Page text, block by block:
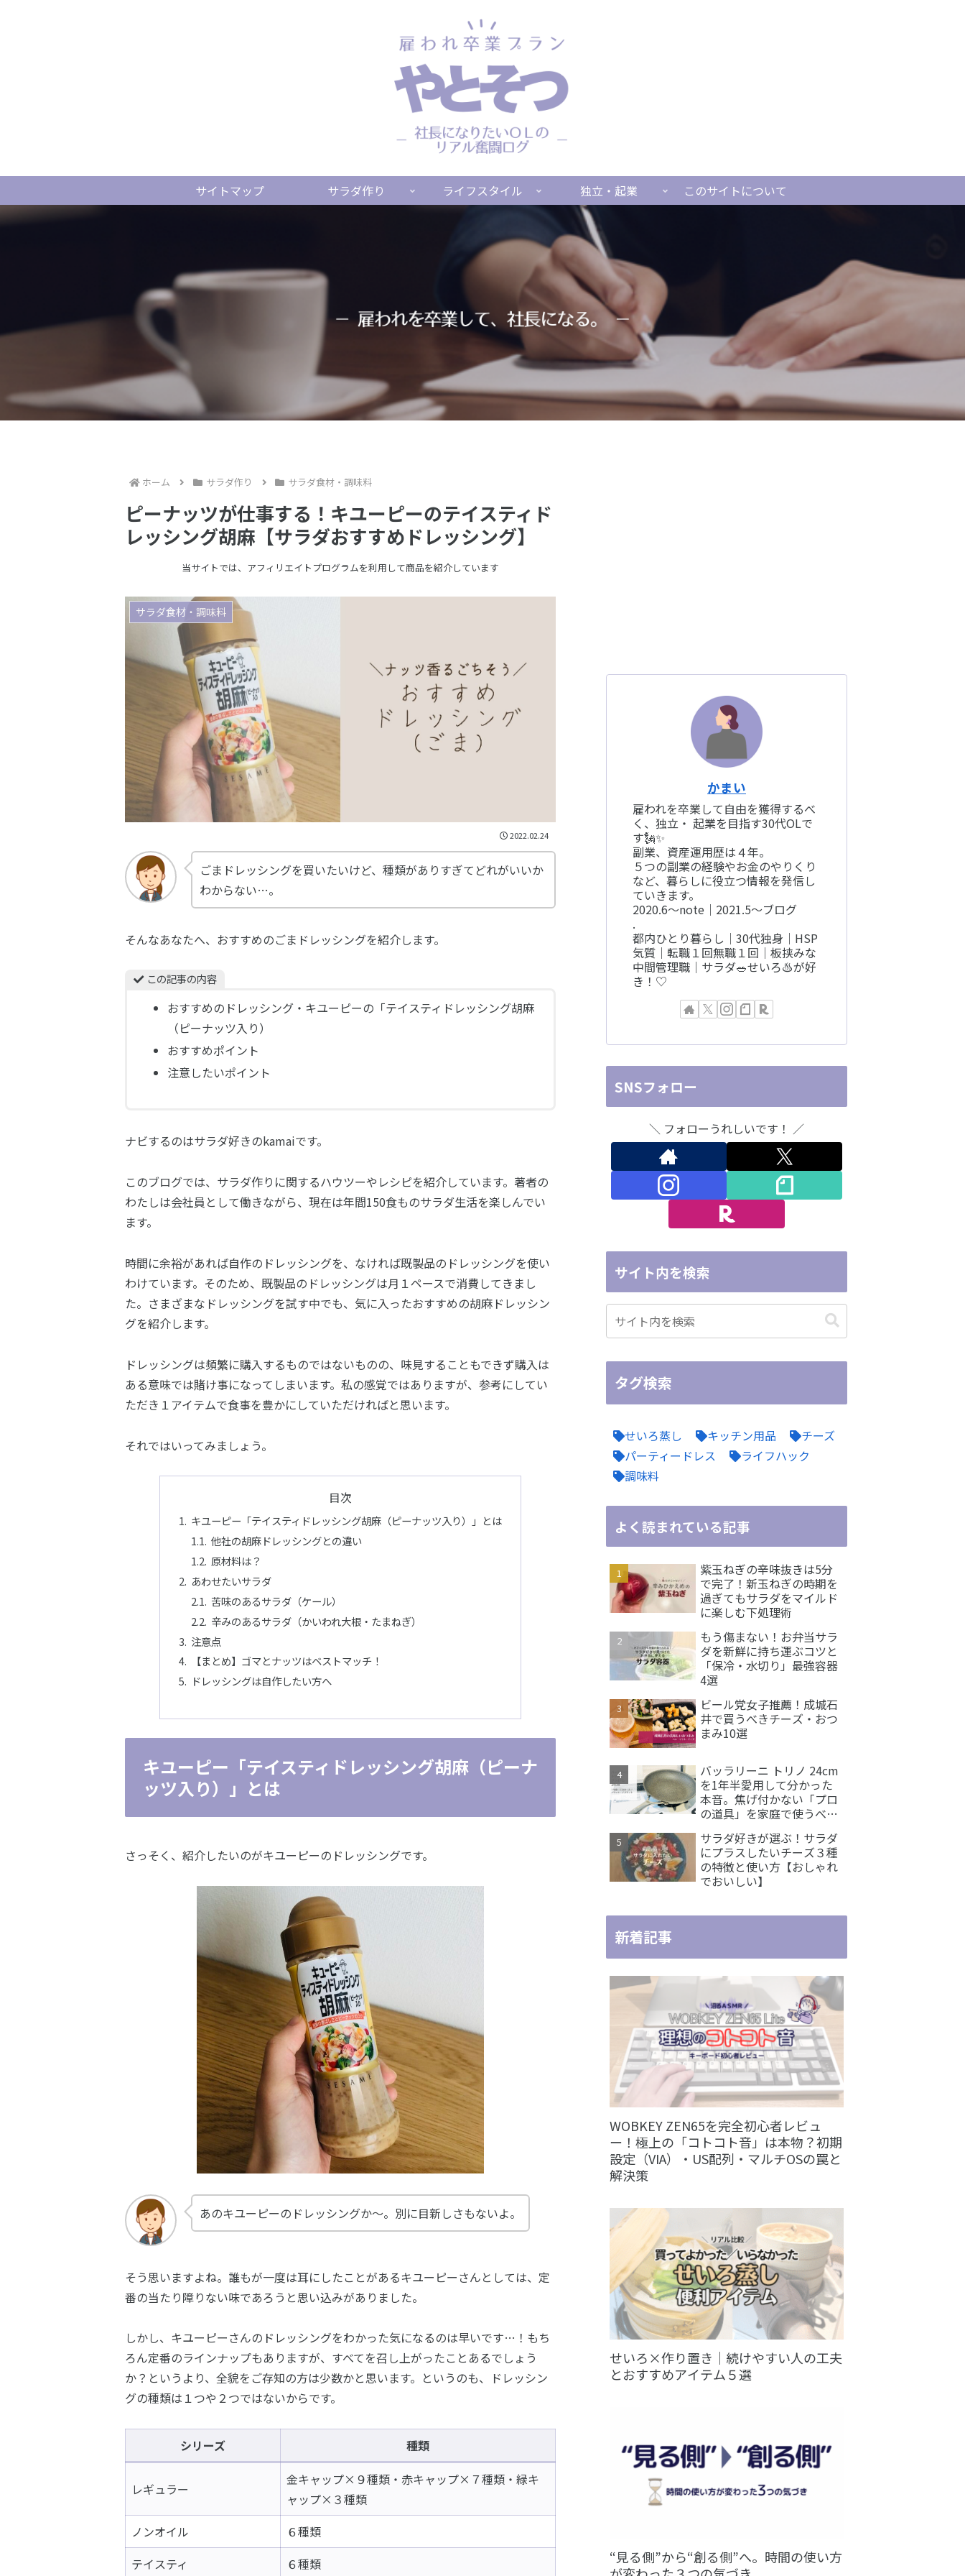
サイトマップ サラダ作り ライフスタイル 独立・起業 このサイトについて
ホーム サラダ作り サラダ食材・調味料
ピーナッツが仕事する！キユーピーのテイスティド
レッシング胡麻【サラダおすすめドレッシング】
当サイトでは、アフィリエイトプログラムを利用して商品を紹介しています
サラダ食材・調味料
2022.02.24
ごまドレッシングを買いたいけど、種類がありすぎてどれがいいか
わからない…。
そんなあなたへ、おすすめのごまドレッシングを紹介します。
この記事の内容
おすすめのドレッシング・キユーピーの「テイスティドレッシング胡麻
（ピーナッツ入り）
おすすめポイント
注意したいポイント
ナビするのはサラダ好きのkamaiです。
このブログでは、サラダ作りに関するハウツーやレシピを紹介しています。著者の
わたしは会社員として働きながら、現在は年間150食ものサラダ生活を楽しんでい
ます。
時間に余裕があれば自作のドレッシングを、なければ既製品のドレッシングを使い
わけています。そのため、既製品のドレッシングは月１ペースで消費してきまし
た。さまざまなドレッシングを試す中でも、気に入ったおすすめの胡麻ドレッシン
グを紹介します。
ドレッシングは頻繁に購入するものではないものの、味見することもできず購入は
ある意味では賭け事になってしまいます。私の感覚ではありますが、参考にしてい
ただき１アイテムで食事を豊かにしていただければと思います。
それではいってみましょう。
目次
キユーピー「テイスティドレッシング胡麻（ピーナッツ入り）」とは
他社の胡麻ドレッシングとの違い
原材料は？
あわせたいサラダ
苦味のあるサラダ（ケール）
辛みのあるサラダ（かいわれ大根・たまねぎ）
注意点
【まとめ】ゴマとナッツはベストマッチ！
ドレッシングは自作したい方へ
キユーピー「テイスティドレッシング胡麻（ピーナ
ッツ入り）」とは
さっそく、紹介したいのがキユーピーのドレッシングです。
あのキユーピーのドレッシングか〜。別に目新しさもないよ。
そう思いますよね。誰もが一度は耳にしたことがあるキユーピーさんとしては、定
番の当たり障りない味であろうと思い込みがありました。
しかし、キユーピーさんのドレッシングをわかった気になるのは早いです…！もち
ろん定番のラインナップもありますが、すべてを召し上がったことあるでしょう
か？というより、全貌をご存知の方は少数かと思います。というのも、ドレッシン
グの種類は１つや２つではないからです。
シリーズ 種類
レギュラー
金キャップ×９種類・赤キャップ×７種類・緑キ
ャップ×３種類
ノンオイル
６種類
テイスティ
６種類
かまい
雇われを卒業して自由を獲得するべ
く、独立・ 起業を目指す30代OLで
す🗽✨
副業、資産運用歴は４年。
５つの副業の経験やお金のやりくり
など、暮らしに役立つ情報を発信し
ていきます。
2020.6〜note｜2021.5〜ブログ
.
都内ひとり暮らし｜30代独身｜HSP
気質｜転職１回無職１回｜板挟みな
中間管理職｜サラダ🥗せいろ♨️が好
き！♡
SNSフォロー
＼ フォローうれしいです！ ／
サイト内を検索
タグ検索
せいろ蒸し キッチン用品
チーズ
パーティードレス
ライフハック
調味料
よく読まれている記事
紫玉ねぎの辛味抜きは5分
で完了！新玉ねぎの時期を
過ぎてもサラダをマイルド
に楽しむ下処理術
もう傷まない！お弁当サラ
ダを新鮮に持ち運ぶコツと
「保冷・水切り」最強容器
4選
ビール党女子推薦！成城石
井で買うべきチーズ・おつ
まみ10選
バッラリーニ トリノ 24cm
を1年半愛用して分かった
本音。焦げ付かない「プロ
の道具」を家庭で使うべき
サラダ好きが選ぶ！サラダ
にプラスしたいチーズ３種
の特徴と使い方【おしゃれ
でおいしい】
新着記事
WOBKEY ZEN65を完全初心者レビュ
ー！極上の「コトコト音」は本物？初期
設定（VIA）・US配列・マルチOSの罠と
解決策
せいろ×作り置き｜続けやすい人の工夫
とおすすめアイテム５選
“見る側”から“創る側”へ。時間の使い方